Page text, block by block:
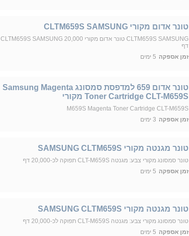
טונר אדום מקורי CLTM659S SAMSUNG
CLTM659S SAMSUNG טונר אדום מקורי CLTM659S SAMSUNG 20,000
דף
זמן אספקה 5 ימים
טונר אדום 659 למדפסת סמסונג Samsung Magenta
Toner Cartridge CLT-M659S מקורי
M659S Magenta Toner Cartridge CLT-M659S
זמן אספקה 3 ימים
טונר מגנטה מקורי SAMSUNG CLTM659S
טונר סמסונג מקורי צבע: מגנטה CLT-M659S תפוקה לכ-20,000 דף
זמן אספקה 5 ימים
טונר מגנטה מקורי SAMSUNG CLTM659S
טונר סמסונג מקורי צבע: מגנטה CLT-M659S תפוקה לכ-20,000 דף
זמן אספקה 5 ימים